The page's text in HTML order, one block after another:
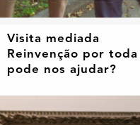
Visita mediada
Reinvenção por
pode nos ajudar?